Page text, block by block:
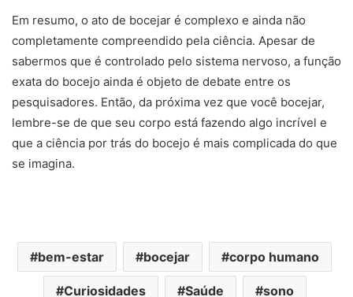
Em resumo, o ato de bocejar é complexo e ainda não
completamente compreendido pela ciência. Apesar de
sabermos que é controlado pelo sistema nervoso, a função
exata do bocejo ainda é objeto de debate entre os
pesquisadores. Então, da próxima vez que você bocejar,
lembre-se de que seu corpo está fazendo algo incrível e
que a ciência por trás do bocejo é mais complicada do que
se imagina.
bem-estar bocejar corpo humano
Curiosidades Saúde sono